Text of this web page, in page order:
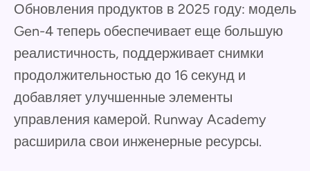
Обновления продуктов в 2025 году: модель
Gen-4 теперь обеспечивает еще большую
реалистичность, поддерживает снимки
продолжительностью до 16 секунд и
добавляет улучшенные элементы
управления камерой. Runway Academy
расширила свои инженерные ресурсы.